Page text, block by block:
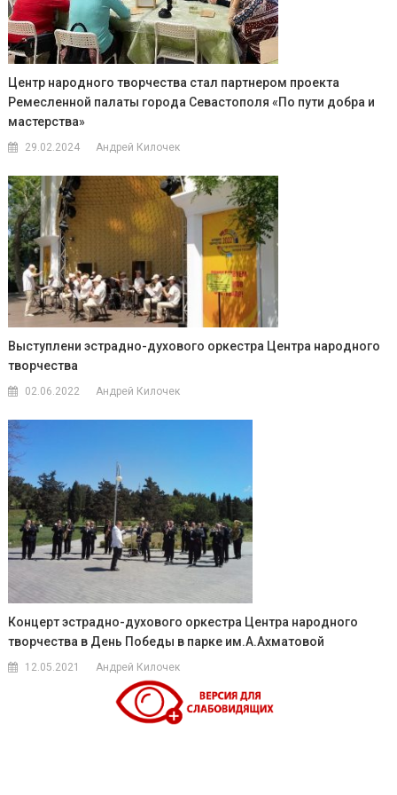
Центр народного творчества стал партнером проекта
Ремесленной палаты города Севастополя «По пути добра и
мастерства»
29.02.2024 Андрей Килочек
Выступлени эстрадно-духового оркестра Центра народного
творчества
02.06.2022 Андрей Килочек
Концерт эстрадно-духового оркестра Центра народного
творчества в День Победы в парке им.А.Ахматовой
12.05.2021 Андрей Килочек